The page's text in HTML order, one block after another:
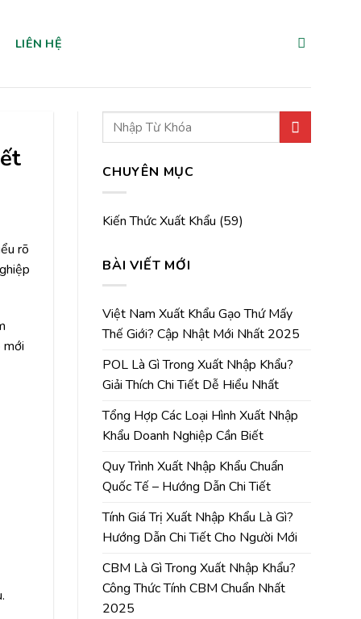
LIÊN HỆ
rõ
mới
CHUYÊN MỤC
Kiến Thức Xuất Khẩu (59)
BÀI VIẾT MỚI
Việt Nam Xuất Khẩu Gạo Thứ Mấy
Thế Giới? Cập Nhật Mới Nhất 2025
POL Là Gì Trong Xuất Nhập Khẩu?
Giải Thích Chi Tiết Dễ Hiểu Nhất
Tổng Hợp Các Loại Hình Xuất Nhập
Khẩu Doanh Nghiệp Cần Biết
Quy Trình Xuất Nhập Khẩu Chuẩn
Quốc Tế – Hướng Dẫn Chi Tiết
Tính Giá Trị Xuất Nhập Khẩu Là Gì?
Hướng Dẫn Chi Tiết Cho Người Mới
CBM Là Gì Trong Xuất Nhập Khẩu?
Công Thức Tính CBM Chuẩn Nhất
2025